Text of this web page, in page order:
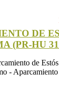
DE
(PR-HU
de
-